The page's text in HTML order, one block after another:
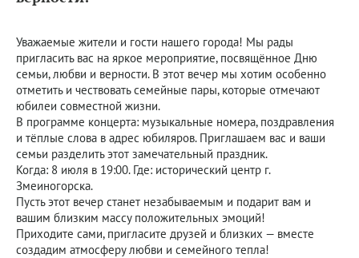
Уважаемые жители и гости нашего города! Мы рады
пригласить вас на яркое мероприятие, посвящённое Дню
семьи, любви и верности. В этот вечер мы хотим особенно
отметить и чествовать семейные пары, которые отмечают
юбилеи совместной жизни.
В программе концерта: музыкальные номера, поздравления
и тёплые слова в адрес юбиляров. Приглашаем вас и ваши
семьи разделить этот замечательный праздник.
Когда: 8 июля в 19:00. Где: исторический центр г.
Змеиногорска.
Пусть этот вечер станет незабываемым и подарит вам и
вашим близким массу положительных эмоций!
Приходите сами, пригласите друзей и близких — вместе
создадим атмосферу любви и семейного тепла!